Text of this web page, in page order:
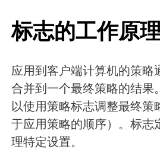
标志的工作原
应用到客户端计算机的策略
合并到一个最终策略的结果
以使用策略标志调整最终策
于应用策略的顺序）。标志
理特定设置。